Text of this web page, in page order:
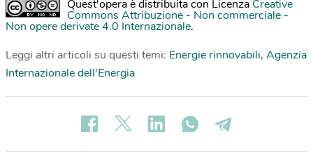
Quest'opera è distribuita con Licenza Creative
Commons Attribuzione - Non commerciale -
Non opere derivate 4.0 Internazionale.
Leggi altri articoli su questi temi: Energie rinnovabili, Agenzia
Internazionale dell'Energia